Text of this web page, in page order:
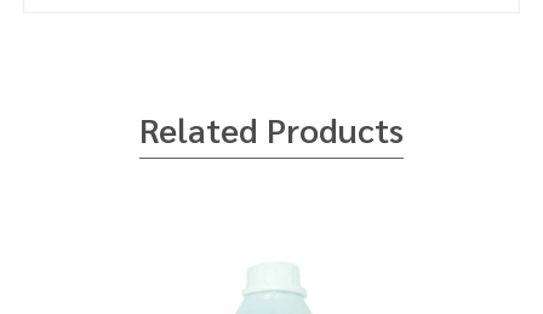
เพื่อผ่อนคลาย หรือนวดตัว เพื่อให้สุขภาพผิวดี ชุ่ม
Related Products